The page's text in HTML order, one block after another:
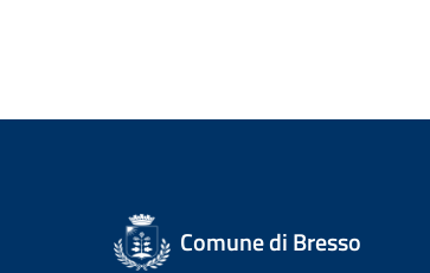
Comune di Bresso